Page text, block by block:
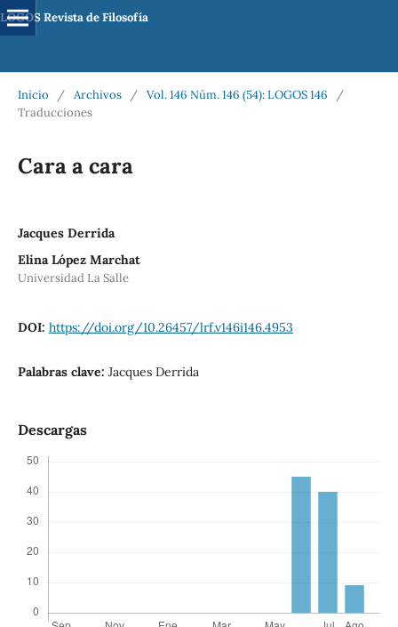
LOGOS Revista de Filosofía
Inicio / Archivos / Vol. 146 Núm. 146 (54): LOGOS 146
/
Traducciones
Cara a cara
Jacques Derrida
Elina López Marchat
Universidad La Salle
DOI: https://doi.org/10.26457/lrf.v146i146.4953
Palabras clave: Jacques Derrida
Descargas